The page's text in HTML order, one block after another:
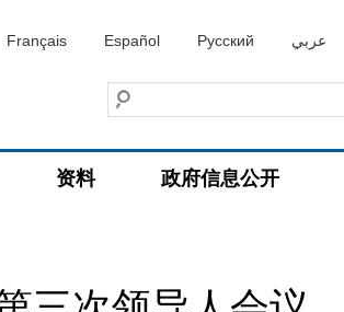
Français Español Русский عربي
资料 政府信息公开